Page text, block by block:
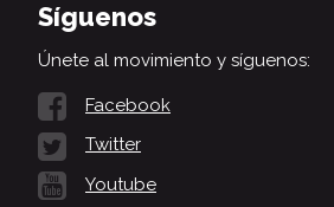
Síguenos
Únete al movimiento y síguenos:
Facebook
Twitter
Youtube